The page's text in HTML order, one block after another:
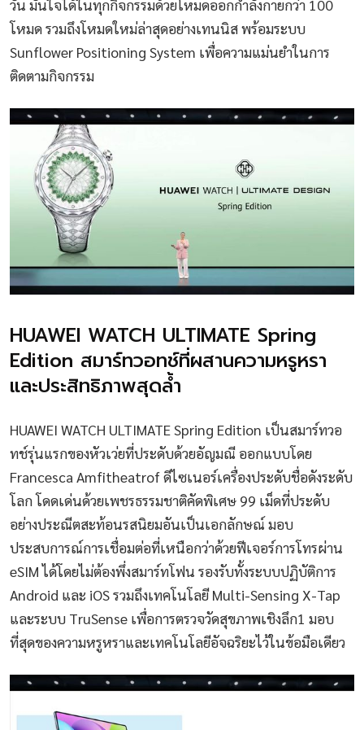
วัน มั่นใจได้ในทุกกิจกรรมด้วยโหมดออกกำลังกายกว่า 100
โหมด รวมถึงโหมดใหม่ล่าสุดอย่างเทนนิส พร้อมระบบ
Sunflower Positioning System เพื่อความแม่นยำในการ
ติดตามกิจกรรม
HUAWEI WATCH ULTIMATE Spring
Edition สมาร์ทวอทช์ที่ผสานความหรูหรา
และประสิทธิภาพสุดล้ำ
HUAWEI WATCH ULTIMATE Spring Edition เป็นสมาร์ทวอ
ทช์รุ่นแรกของหัวเว่ยที่ประดับด้วยอัญมณี ออกแบบโดย
Francesca Amfitheatrof ดีไซเนอร์เครื่องประดับชื่อดังระดับ
โลก โดดเด่นด้วยเพชรธรรมชาติคัดพิเศษ 99 เม็ดที่ประดับ
อย่างประณีตสะท้อนรสนิยมอันเป็นเอกลักษณ์ มอบ
ประสบการณ์การเชื่อมต่อที่เหนือกว่าด้วยฟีเจอร์การโทรผ่าน
eSIM ได้โดยไม่ต้องพึ่งสมาร์ทโฟน รองรับทั้งระบบปฏิบัติการ
Android และ iOS รวมถึงเทคโนโลยี Multi-Sensing X-Tap
และระบบ TruSense เพื่อการตรวจวัดสุขภาพเชิงลึก1 มอบ
ที่สุดของความหรูหราและเทคโนโลยีอัจฉริยะไว้ในข้อมือเดียว